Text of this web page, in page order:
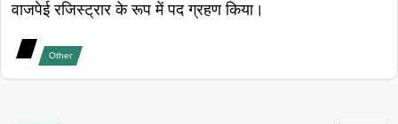
वाजपेई रजिस्ट्रार के रूप में पद ग्रहण किया।
Other